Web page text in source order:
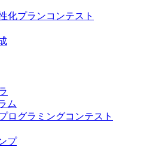
化プランコンテスト
ム
ログラミングコンテスト
プ